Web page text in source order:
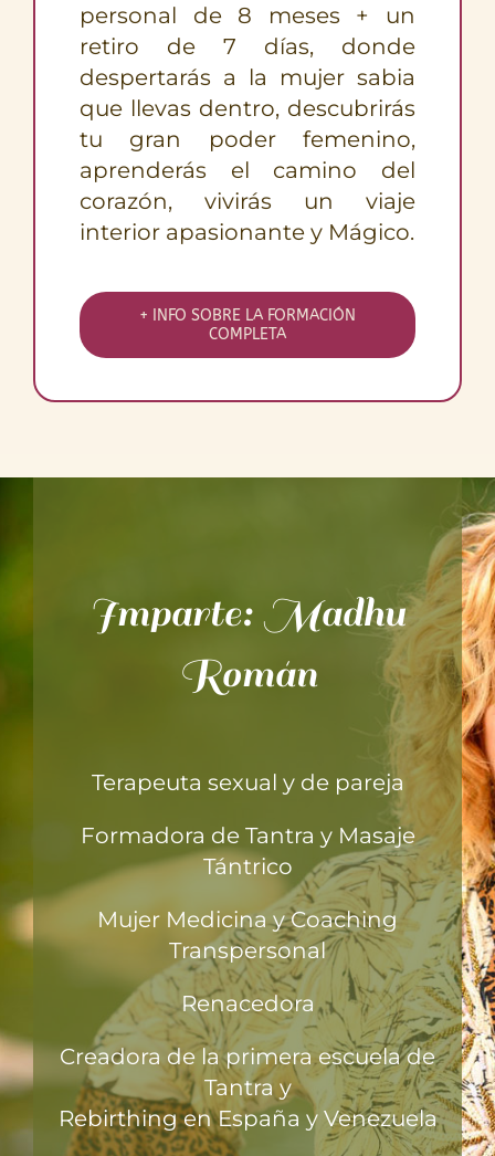
personal de 8 meses + un
retiro de 7 días, donde
despertarás a la mujer sabia
que llevas dentro, descubrirás
tu gran poder femenino,
aprenderás el camino del
corazón, vivirás un viaje
interior apasionante y Mágico.
+ INFO SOBRE LA FORMACIÓN
COMPLETA
Imparte: Madhu
Román
Terapeuta sexual y de pareja
Formadora de Tantra y Masaje
Tántrico
Mujer Medicina y Coaching
Transpersonal
Renacedora
Creadora de la primera escuela de
Tantra y
Rebirthing en España y Venezuela